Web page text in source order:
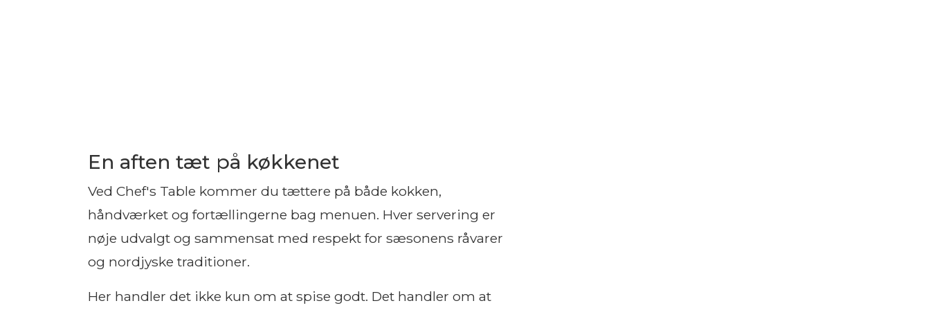
En aften tæt på køkkenet
Ved Chef's Table kommer du tættere på både kokken,
håndværket og fortællingerne bag menuen. Hver servering er
nøje udvalgt og sammensat med respekt for sæsonens råvarer
og nordjyske traditioner.
Her handler det ikke kun om at spise godt. Det handler om at